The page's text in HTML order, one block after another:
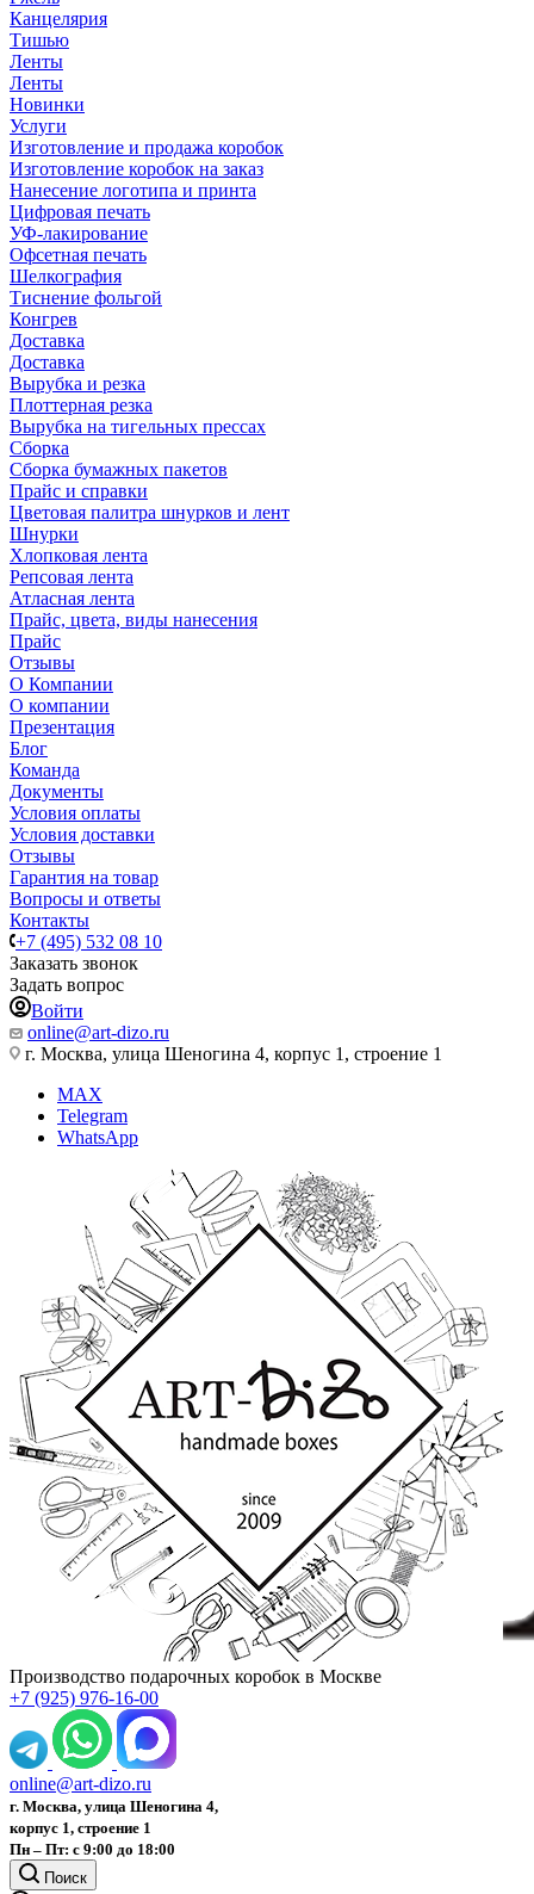
Канцелярия
Тишью
Ленты
Ленты
Новинки
Услуги
Изготовление и продажа коробок
Изготовление коробок на заказ
Нанесение логотипа и принта
Цифровая печать
УФ-лакирование
Офсетная печать
Шелкография
Тиснение фольгой
Конгрев
Доставка
Доставка
Вырубка и резка
Плоттерная резка
Вырубка на тигельных прессах
Сборка
Сборка бумажных пакетов
Прайс и справки
Цветовая палитра шнурков и лент
Шнурки
Хлопковая лента
Репсовая лента
Атласная лента
Прайс, цвета, виды нанесения
Прайс
Отзывы
О Компании
О компании
Презентация
Блог
Команда
Документы
Условия оплаты
Условия доставки
Отзывы
Гарантия на товар
Вопросы и ответы
Контакты
+7 (495) 532 08 10
Заказать звонок
Задать вопрос
Войти
online@art-dizo.ru
г. Москва, улица Шеногина 4, корпус 1, строение 1
MAX
Telegram
WhatsApp
Производство подарочных коробок в Москве
+7 (925) 976-16-00
online@art-dizo.ru
г. Москва, улица Шеногина 4,
корпус 1, строение 1
Пн – Пт: с 9:00 до 18:00
Поиск